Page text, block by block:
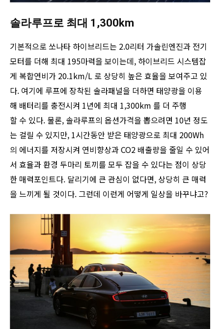
솔라루프로 최대 1,300km
기본적으로 쏘나타 하이브리드는 2.0리터 가솔린엔진과 전기
모터를 더해 최대 195마력을 보이는데, 하이브리드 시스템잡
게 복합연비가 20.1km/L 로 상당히 높은 효율을 보여주고 있
다. 여기에 루프에 장착된 솔라패널을 더하면 태양광을 이용
해 배터리를 충전시켜 1년에 최대 1,300km 를 더 주행
할 수 있다. 물론, 솔라루프의 옵션가격을 뽑으려면 10년 정도
는 걸릴 수 있지만, 1시간동안 받은 태양광으로 최대 200Wh
의 에너지를 저장시켜 연비향상과 CO2 배출량을 줄일 수 있어
서 효율과 환경 두마리 토끼를 모두 잡을 수 있다는 점이 상당
한 매력포인트다. 달리기에 큰 관심이 없다면, 상당히 큰 매력
을 느끼게 될 것이다. 그런데 이런게 어떻게 일상을 바꾸냐고?